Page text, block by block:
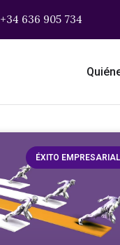
+34 636 905 734
ÉXITO EMPRESARIAL